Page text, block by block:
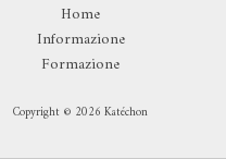
Home
Informazione
Formazione
Copyright © 2026 Katéchon